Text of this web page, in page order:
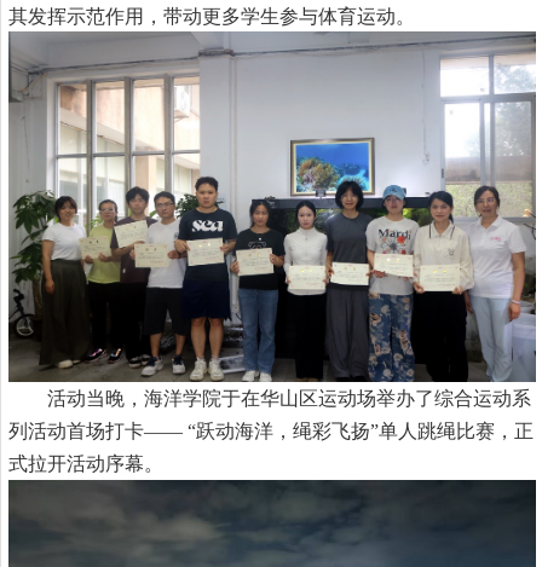
其发挥示范作用，带动更多学生参与体育运动。
活动当晚，海洋学院于在华山区运动场举办了综合运动系
列活动首场打卡—— “跃动海洋，绳彩飞扬”单人跳绳比赛，正
式拉开活动序幕。